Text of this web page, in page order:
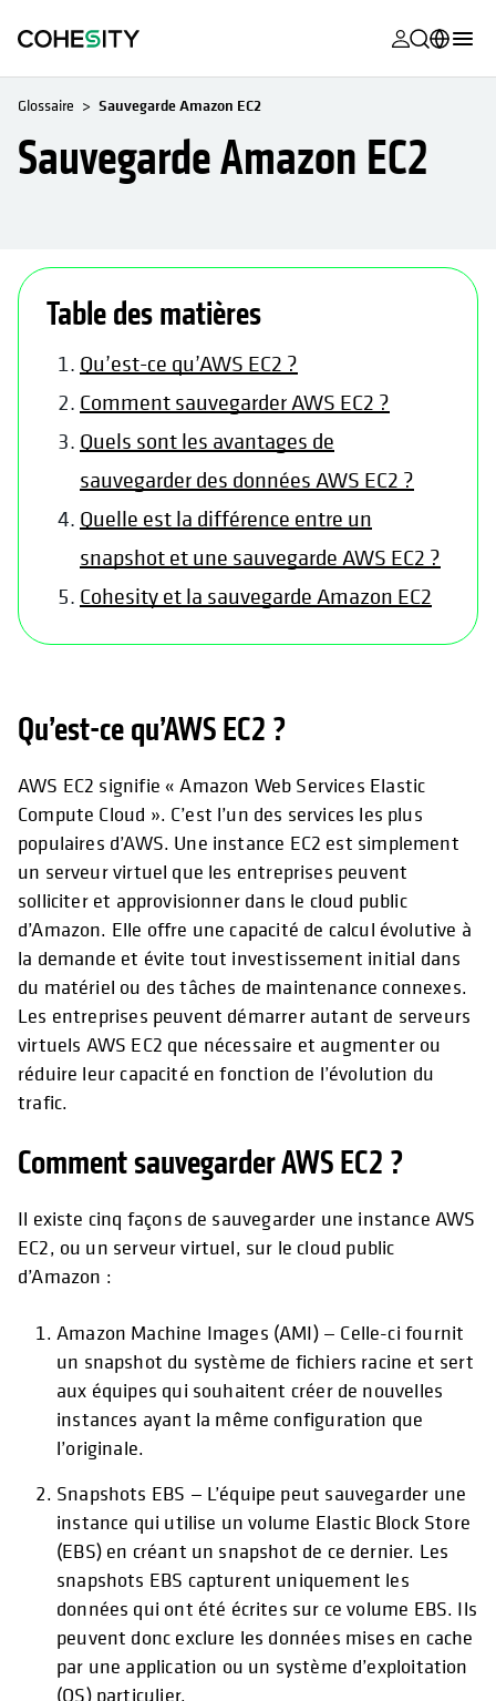
s’ouvre
Helios
s’ouvre
Alta
s’ouvre
s’ouvre
s’ouvre
s’ouvre
s’ouvre
s’ouvre
English (U.S.)
Português (Brazil)
Español (Spain)
Glossaire Sauvegarde Amazon EC2
Sauvegarde Amazon EC2
Table des matières
Qu’est-ce qu’AWS EC2 ?
Comment sauvegarder AWS EC2 ?
Quels sont les avantages de
sauvegarder des données AWS EC2 ?
Quelle est la différence entre un
snapshot et une sauvegarde AWS EC2 ?
Cohesity et la sauvegarde Amazon EC2
Qu’est-ce qu’AWS EC2 ?
AWS EC2 signifie « Amazon Web Services Elastic
Compute Cloud ». C’est l’un des services les plus
populaires d’AWS. Une instance EC2 est simplement
un serveur virtuel que les entreprises peuvent
solliciter et approvisionner dans le cloud public
d’Amazon. Elle offre une capacité de calcul évolutive à
la demande et évite tout investissement initial dans
du matériel ou des tâches de maintenance connexes.
Les entreprises peuvent démarrer autant de serveurs
virtuels AWS EC2 que nécessaire et augmenter ou
réduire leur capacité en fonction de l’évolution du
trafic.
Comment sauvegarder AWS EC2 ?
Il existe cinq façons de sauvegarder une instance AWS
EC2, ou un serveur virtuel, sur le cloud public
d’Amazon :
Amazon Machine Images (AMI) — Celle-ci fournit
un snapshot du système de fichiers racine et sert
aux équipes qui souhaitent créer de nouvelles
instances ayant la même configuration que
l’originale.
Snapshots EBS — L’équipe peut sauvegarder une
instance qui utilise un volume Elastic Block Store
(EBS) en créant un snapshot de ce dernier. Les
snapshots EBS capturent uniquement les
données qui ont été écrites sur ce volume EBS. Ils
peuvent donc exclure les données mises en cache
par une application ou un système d’exploitation
(OS) particulier.